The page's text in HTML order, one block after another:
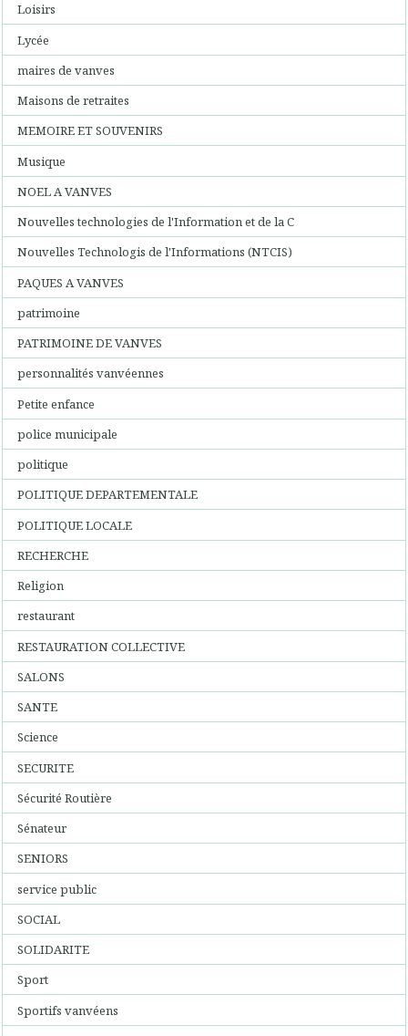
Loisirs
Lycée
maires de vanves
Maisons de retraites
MEMOIRE ET SOUVENIRS
Musique
NOEL A VANVES
Nouvelles technologies de l'Information et de la C
Nouvelles Technologis de l'Informations (NTCIS)
PAQUES A VANVES
patrimoine
PATRIMOINE DE VANVES
personnalités vanvéennes
Petite enfance
police municipale
politique
POLITIQUE DEPARTEMENTALE
POLITIQUE LOCALE
RECHERCHE
Religion
restaurant
RESTAURATION COLLECTIVE
SALONS
SANTE
Science
SECURITE
Sécurité Routière
Sénateur
SENIORS
service public
SOCIAL
SOLIDARITE
Sport
Sportifs vanvéens